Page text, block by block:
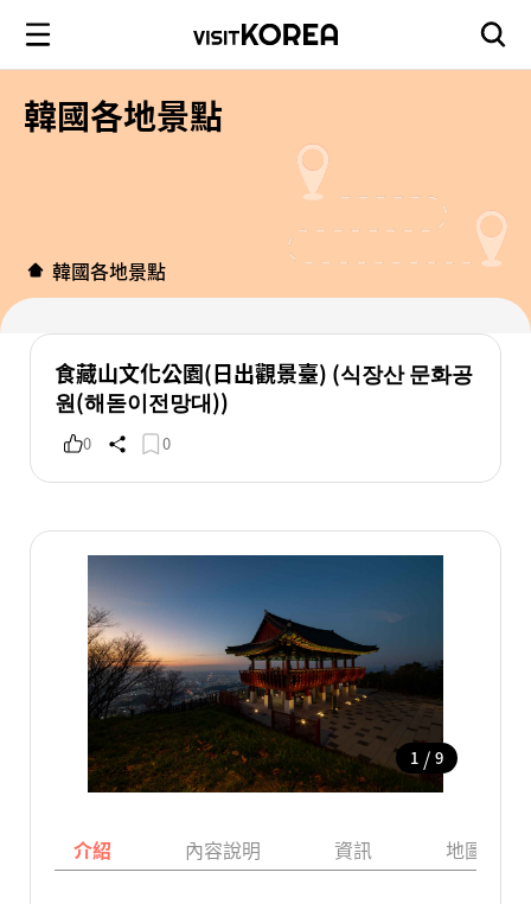
韓國各地景點
韓國各地景點
食藏山文化公園(日出觀景臺) (식장산 문화공
원(해돋이전망대))
0 0
1 / 9
介紹 內容說明 資訊 地圖